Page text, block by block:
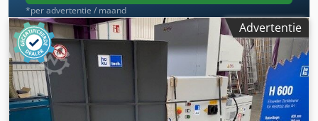
*per advertentie / maand
Advertentie